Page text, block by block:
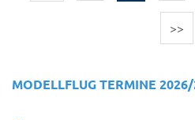
>>
MODELLFLUG TERMINE